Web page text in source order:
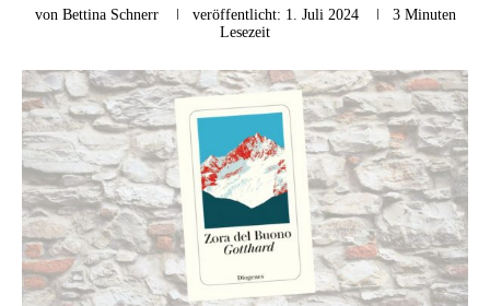
von Bettina Schnerr veröffentlicht: 1. Juli 2024
3 Minuten
Lesezeit